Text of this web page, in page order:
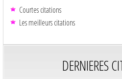
Courtes citations
Les meilleurs citations
DERNIERES